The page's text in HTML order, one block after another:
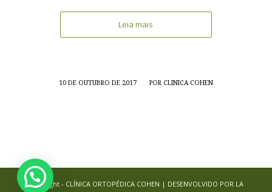
Leia mais
10 DE OUTUBRO DE 2017
/ POR CLINICA COHEN
© Copyright - CLÍNICA ORTOPÉDICA COHEN | DESENVOLVIDO POR LA